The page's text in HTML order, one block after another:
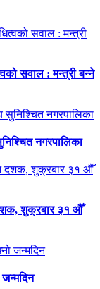
सवाल : मन्त्री बन्ने
नगरपालिका
दशक, शुक्रबार ३१ औँ